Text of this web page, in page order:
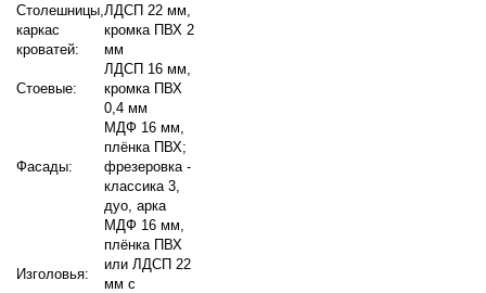
Столешницы,
каркас
кроватей:
ЛДСП 22 мм,
кромка ПВХ 2
мм
Стоевые:
ЛДСП 16 мм,
кромка ПВХ
0,4 мм
Фасады:
МДФ 16 мм,
плёнка ПВХ;
фрезеровка -
классика 3,
дуо, арка
Изголовья:
МДФ 16 мм,
плёнка ПВХ
или ЛДСП 22
мм с